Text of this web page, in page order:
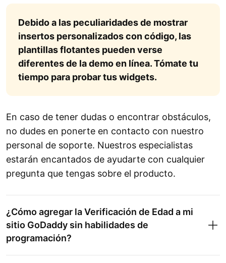
Debido a las peculiaridades de mostrar
insertos personalizados con código, las
plantillas flotantes pueden verse
diferentes de la demo en línea. Tómate tu
tiempo para probar tus widgets.
En caso de tener dudas o encontrar obstáculos,
no dudes en ponerte en contacto con nuestro
personal de soporte. Nuestros especialistas
estarán encantados de ayudarte con cualquier
pregunta que tengas sobre el producto.
¿Cómo agregar la Verificación de Edad a mi
sitio GoDaddy sin habilidades de
programación?